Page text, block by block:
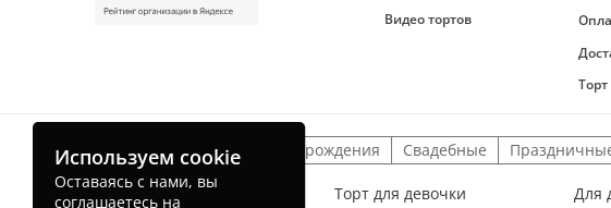
Видео тортов
Детские торты На день рождения Свадебные
Торт для мальчика Торт для девочки Для
Используем cookie
Оставаясь с нами, вы
соглашаетесь на